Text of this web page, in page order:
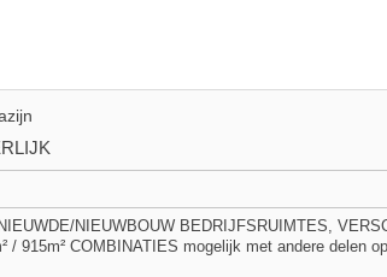
NIEUWBOUW BEDRIJFSRUIMTES,
/ 915m² COMBINATIES mogelijk met andere delen